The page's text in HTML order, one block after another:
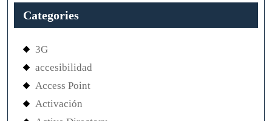
Categories
3G
accesibilidad
Access Point
Activación